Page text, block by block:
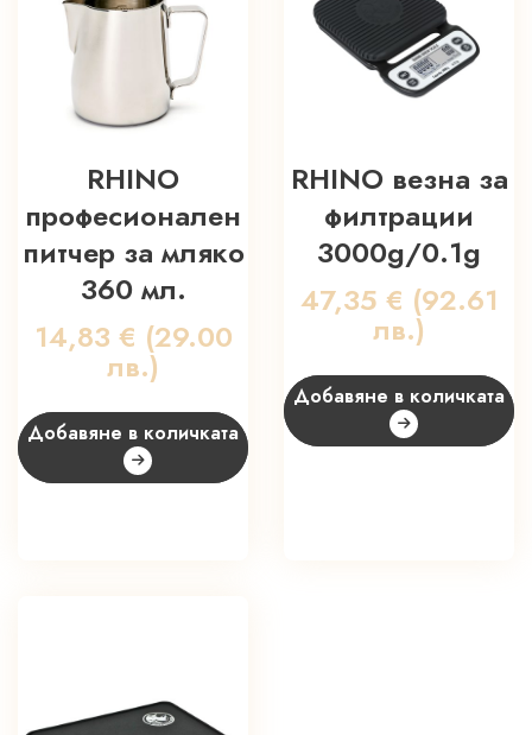
RHINO
професионален
питчер за мляко
360 мл.
14,83 € (29.00
лв.)
Добавяне в количката
RHINO везна за
филтрации
3000g/0.1g
47,35 € (92.61
лв.)
Добавяне в количката